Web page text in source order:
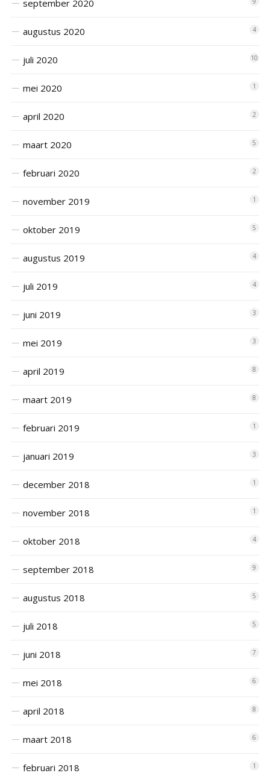
september 2020
augustus 2020 4
juli 2020 10
mei 2020 1
april 2020 2
maart 2020 5
februari 2020 2
november 2019 1
oktober 2019 5
augustus 2019 4
juli 2019 4
juni 2019 3
mei 2019 3
april 2019 8
maart 2019 8
februari 2019 1
januari 2019 3
december 2018 1
november 2018 1
oktober 2018 4
september 2018 9
augustus 2018 5
juli 2018 5
juni 2018 7
mei 2018 6
april 2018 8
maart 2018 6
februari 2018 1